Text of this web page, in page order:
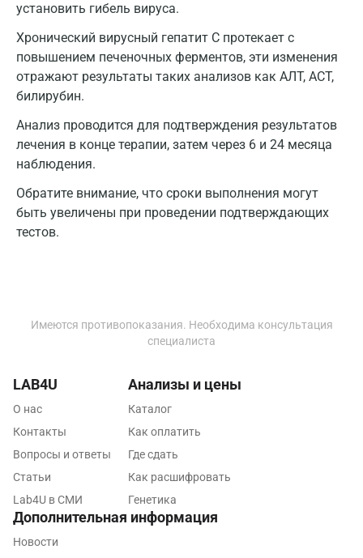
установить гибель вируса.
Хронический вирусный гепатит С протекает с
повышением печеночных ферментов, эти изменения
отражают результаты таких анализов как АЛТ, АСТ,
билирубин.
Анализ проводится для подтверждения результатов
лечения в конце терапии, затем через 6 и 24 месяца
наблюдения.
Обратите внимание, что сроки выполнения могут
быть увеличены при проведении подтверждающих
тестов.
Омск
Оренбург
Павловский посад
Пенза
Пермь
Петрозаводск
Пушкин
Раменское
Реутов
Рыбинск
Имеются противопоказания. Необходима консультация
специалиста
LAB4U
О нас
Контакты
Вопросы и ответы
Статьи
Lab4U в СМИ
Анализы и цены
Каталог
Как оплатить
Где сдать
Как расшифровать
Генетика
Дополнительная информация
Новости